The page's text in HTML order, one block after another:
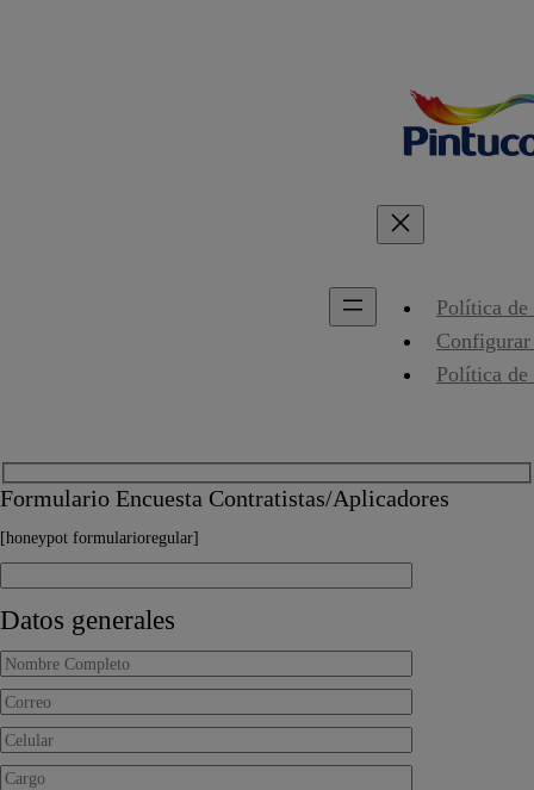
Política de
Política
Formulario Encuesta Contratistas/Aplicadores
[honeypot formularioregular]
Datos generales